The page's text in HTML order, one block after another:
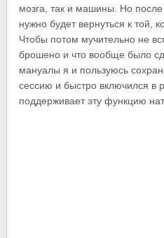
мозга, так и машины. Но
нужно будет вернуться к той,
Чтобы потом мучительно не
брошено и что вообще было
мануалы я и пользуюсь
сессию и быстро включился в
поддерживает эту функцию